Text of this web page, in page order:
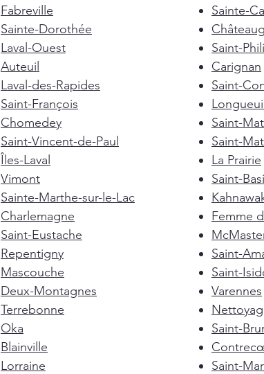
Fabreville
Sainte-Dorothée
Laval-Ouest
Auteuil
Laval-des-Rapides
Saint-François
Chomedey
Saint-Vincent-de-Paul
Îles-Laval
Vimont
Sainte-Marthe-sur-le-Lac
Charlemagne
Saint-Eustache
Repentigny
Mascouche
Deux-Montagnes
Terrebonne
Oka
Blainville
Lorraine
Sainte-
Saint-
Carignan
Saint-
Longueuil
Saint-
Saint-
La Prairie
Saint-
Femme
Saint-
Saint-
Varennes
Saint-
Saint-